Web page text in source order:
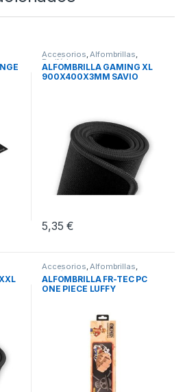
Accesorios,Alfombrillas,
Periféricos
ALFOMBRILLA GAMING XL
900X400X3MM SAVIO
5,35€
Accesorios,Alfombrillas,
Periféricos
ALFOMBRILLA FR-TEC PC
ONE PIECE LUFFY